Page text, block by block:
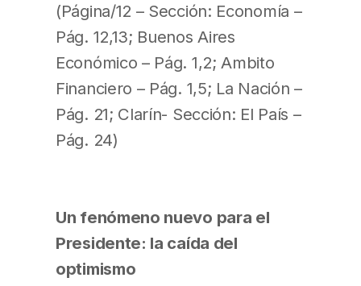
(Página/12 – Sección: Economía –
Pág. 12,13; Buenos Aires
Económico – Pág. 1,2; Ambito
Financiero – Pág. 1,5; La Nación –
Pág. 21; Clarín- Sección: El País –
Pág. 24)
Un fenómeno nuevo para el
Presidente: la caída del
optimismo